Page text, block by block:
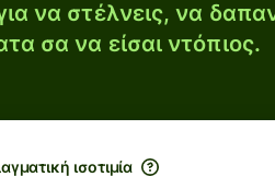
να στέλνεις, να
σα να είσαι ντόπιος.
ισοτιμία